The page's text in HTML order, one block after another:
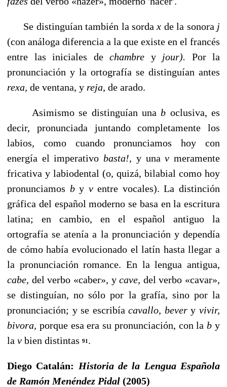
Se distinguían también la sordax de la sonora j
(con aná­loga diferencia a la que existe en el francés
entre las inicia­les de chambre y jour). Por la
pronunciación y la ortografía se distinguían antes
rexa, de ventana, y reja, de arado.
Asimismo se distinguían unab oclusiva, es
decir, pronun­ciada juntando completamente los
labios, como cuando pronunciamos hoy con
energía el imperativobasta!, y unavmeramente
fricativa y labiodental (o, quizá, bilabial como hoy
pronunciamos by ventre vocales). La distinción
gráfi­ca del español moderno se basa en la escritura
latina; en cambio, en el español antiguo la
ortografía se atenía a la pronunciación y dependía
de cómo había evolucionado el latín hasta llegar a
la pronunciación romance. En la len­gua antigua,
cabe, del verbo «caber», ycave, del verbo «ca­var»,
se distinguían, no sólo por la grafía, sino por la
pro­nunciación; y se escribíacavallo, beveryvivir,
bivora, porque esa era su pronunciación, con laby
la v bien distintas 91 .
Diego Catalán: Historia de la Lengua Española
de Ramón Menéndez Pidal (2005)